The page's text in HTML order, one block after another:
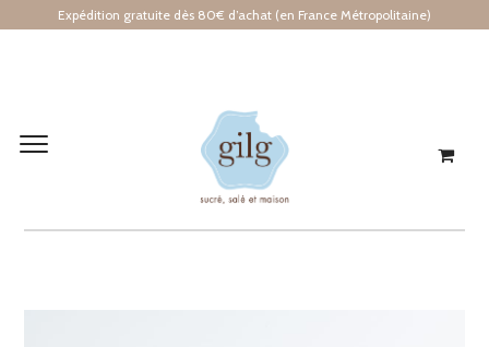
Expédition gratuite dès 80€ d’achat (en France Métropolitaine)